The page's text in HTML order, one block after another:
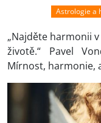
Astrologie a
„Najděte harmonii
životě.“ Pavel
Mírnost, harmonie,